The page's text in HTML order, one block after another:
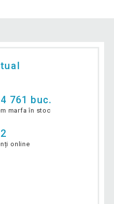
761 buc.
marfa în stoc
online